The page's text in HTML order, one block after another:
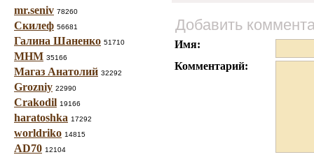
mr.seniv 78260
Скилеф 56681
Галина Шаненко 51710
МНМ 35166
Магаз Анатолий 32292
Grozniy 22990
Crakodil 19166
haratoshka 17292
worldriko 14815
AD70 12104
Добавить
Имя:
Комментарий: